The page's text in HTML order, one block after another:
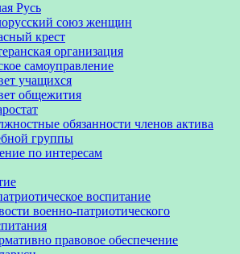
Русь
союз женщин
крест
организация
самоуправление
учащихся
общежития
обязанности членов актива
группы
по интересам
воспитание
военно-патриотического
правовое обеспечение